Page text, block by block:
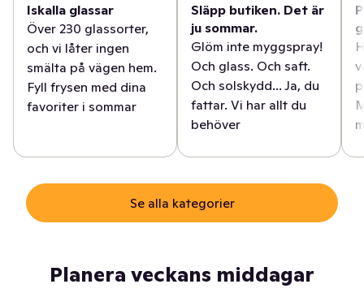
Iskalla glassar
Över 230 glassorter,
och vi låter ingen
smälta på vägen hem.
Fyll frysen med dina
favoriter i sommar
Släpp butiken. Det är
ju sommar.
Glöm inte myggspray!
Och glass. Och saft.
Och solskydd... Ja, du
fattar. Vi har allt du
behöver
Se alla kategorier
Planera veckans middagar